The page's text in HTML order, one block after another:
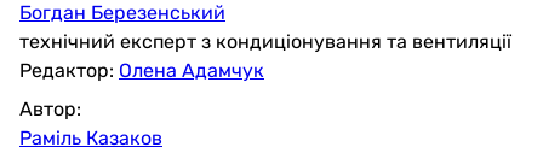
Богдан Березенський
технічний експерт з кондиціонування та вентиляції
Редактор: Олена Адамчук
Автор:
Раміль Казаков